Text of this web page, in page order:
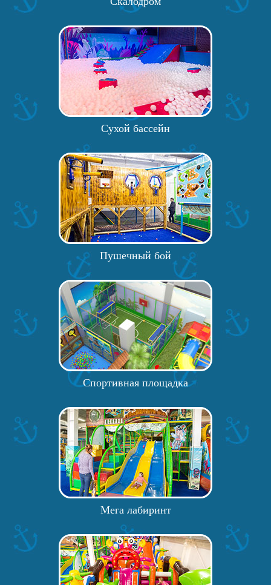
Сухой бассейн
Пушечный бой
Спортивная площадка
Мега лабиринт